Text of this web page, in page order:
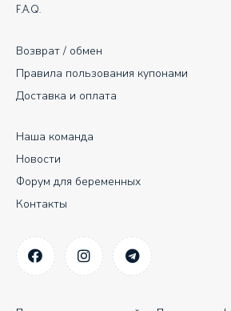
Наша команда
Новости
Форум для беременных
Контакты
Возврат / обмен
Правила пользования купонами
Доставка и оплата
F.A.Q.